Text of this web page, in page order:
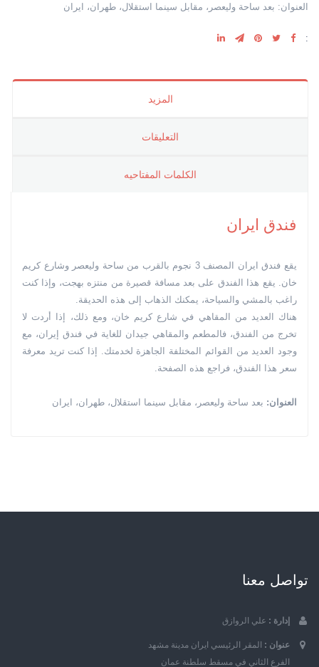
العنوان: بعد ساحة وليعصر، مقابل سينما استقلال، طهران، ايران
:
المزيد
التعليقات
الکلمات المفتاحیه
فندق ايران
يقع فندق ايران المصنف 3 نجوم بالقرب من ساحة وليعصر وشارع كريم
خان. يقع هذا الفندق على بعد مسافة قصيرة من منتزه بهجت، وإذا كنت
راغب بالمشي والسياحة، يمكنك الذهاب إلى هذه الحديقة.
هناك العديد من المقاهي في شارع كريم خان، ومع ذلك، إذا أردت لا
تخرج من الفندق، فالمطعم والمقاهي جيدان للغاية في فندق إيران، مع
وجود العديد من القوائم المختلفة الجاهزة لخدمتك. إذا كنت تريد معرفة
سعر هذا الفندق، فراجع هذه الصفحة.
العنوان: بعد ساحة وليعصر، مقابل سينما استقلال، طهران، ايران
تواصل معنا
إدارة : علي الروازق
عنوان : المقر الرئيسي ايران مدينة مشهد
الفرع الثاني في مسقط سلطنة عمان